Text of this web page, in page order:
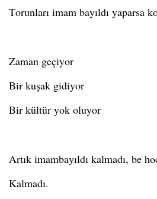
Torunları imam bayıldı yaparsa
Zaman geçiyor
Bir kuşak gidiyor
Bir kültür yok oluyor
Artık imambayıldı kalmadı, be
Kalmadı.